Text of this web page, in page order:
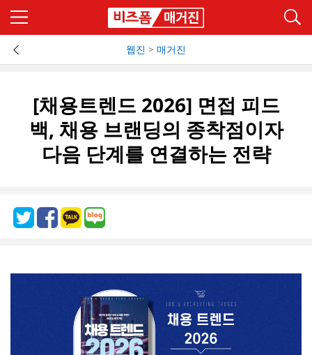
웹진 > 매거진
[채용트렌드 2026] 면접 피드
백, 채용 브랜딩의 종착점이자
다음 단계를 연결하는 전략